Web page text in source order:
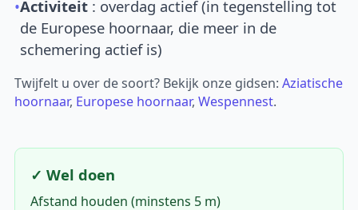
•Activiteit : overdag actief (in tegenstelling tot
de Europese hoornaar, die meer in de
schemering actief is)
Twijfelt u over de soort? Bekijk onze gidsen:Aziatische
hoornaar, Europese hoornaar,Wespennest.
✓ Wel doen
Afstand houden (minstens 5 m)